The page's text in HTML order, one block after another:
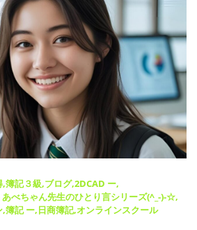
簿記３級 ブログ 2DCAD ー
あべちゃん先生のひとり言シリーズ(^_-)-☆
簿記 ー 日商簿記 オンラインスクール